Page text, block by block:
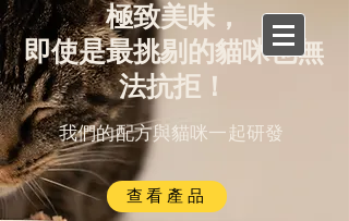
​想要選購狗糧？點擊此處
極致美味，
即使是最挑剔的貓咪也無
法抗拒！
​我們的配方與貓咪一起研發
查看產品